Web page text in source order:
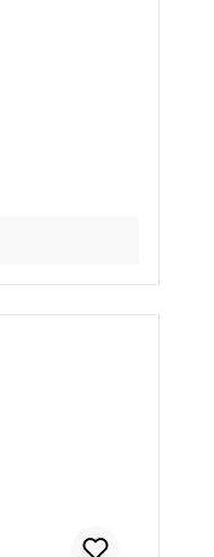
und